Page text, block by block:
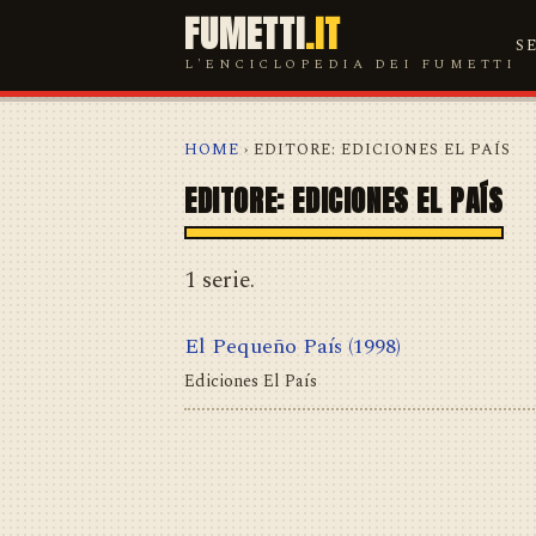
FUMETTI.IT
L'ENCICLOPEDIA DEI FUMETTI
HOME › EDITORE: EDICIONES EL PAÍS
EDITORE: EDICIONES EL PAÍS
1 serie.
El Pequeño País (1998)
Ediciones El País